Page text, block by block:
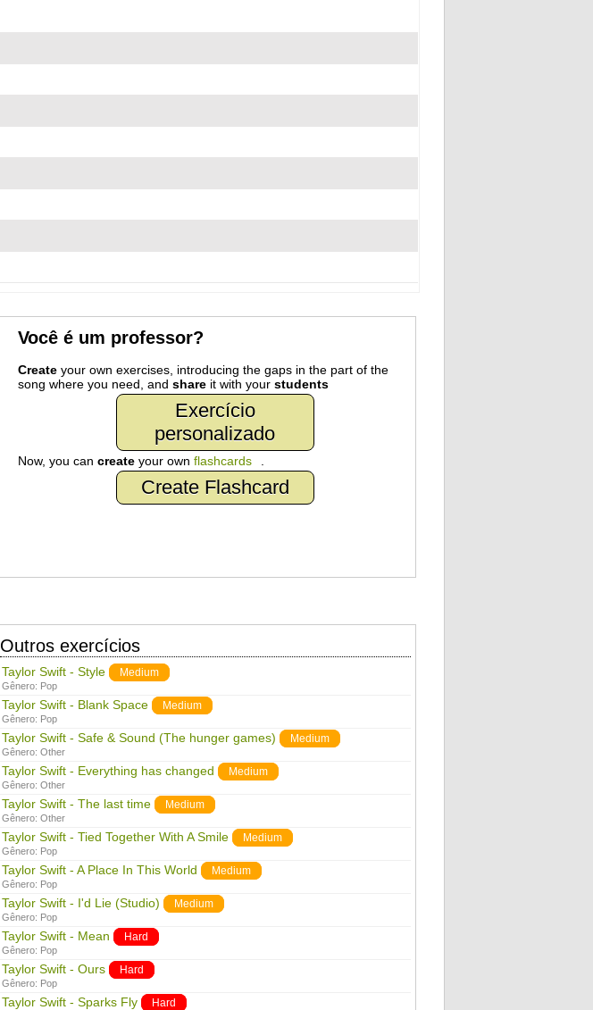
Você é um professor?
Createyour own exercises, introducing the gaps in the part of the
song where you need, and shareit with your students
Exercício
personalizado
Now, you can createyour own flashcards
Create Flashcard
Outros exercícios
Taylor Swift - Style Medium
Gênero: Pop
Taylor Swift - Blank Space Medium
Gênero: Pop
Taylor Swift - Safe & Sound (The hunger games) Medium
Gênero: Other
Taylor Swift - Everything has changed Medium
Gênero: Other
Taylor Swift - The last time Medium
Gênero: Other
Taylor Swift - Tied Together With A Smile Medium
Gênero: Pop
Taylor Swift - A Place In This World Medium
Gênero: Pop
Taylor Swift - I'd Lie (Studio) Medium
Gênero: Pop
Taylor Swift - Mean Hard
Gênero: Pop
Taylor Swift - Ours Hard
Gênero: Pop
Taylor Swift - Sparks Fly Hard